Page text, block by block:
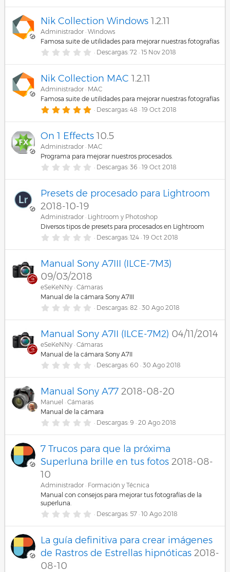
c
u
o
d
e
re
c
u
rs
o
l
a
(
s
0
0
e
s
r
e
l
a
(
s
Nik Collection Windows 1.2.11
Administrador Windows
Famosa suite de utilidades para mejorar nuestras fotografías
0
0
0
e
s
r
e
l
(
s
Descargas 72 15 Nov 2018
Nik Collection MAC 1.2.11
Administrador MAC
Famosa suite de utilidades para mejorar nuestras fotografías
5
0
e
s
r
e
l
(
Descargas 48 19 Oct 2018
On 1 Effects 10.5
Administrador MAC
Programa para mejorar nuestros procesados.
0
0
e
r
e
l
(
s
)
Descargas 36 19 Oct 2018
Presets de procesado para Lightroom
2018-10-19
Administrador Lightroom y Photoshop
Diversos tipos de presets para procesados en Lightroom
0
0
e
s
t
r
e
l
(
s
)
Descargas 124 19 Oct 2018
Manual Sony A7III (ILCE-7M3)
09/03/2018
eSeKeNNy Cámaras
Manual de la cámara Sony A7III
0
0
e
s
r
e
l
(
s
Descargas 82 30 Ago 2018
Manual Sony A7II (ILCE-7M2) 04/11/2014
eSeKeNNy Cámaras
Manual de la cámara Sony A7II
0
0
e
s
r
e
l
(
s
)
Descargas 60 30 Ago 2018
Manual Sony A77 2018-08-20
Manuel
Cámaras
Manual de la cámara
0
0
e
s
t
l
l
a
s
Descargas 9 20 Ago 2018
7 Trucos para que la próxima
Superluna brille en tus fotos 2018-08-
10
Administrador Formación y Técnica
Manual con consejos para mejorar tus fotografías de la
superluna.
0
0
0
e
s
t
Descargas 57 10 Ago 2018
La guía definitiva para crear imágenes
de Rastros de Estrellas hipnóticas 2018-
08-10